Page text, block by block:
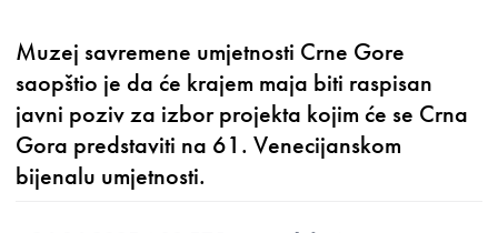
Muzej savremene umjetnosti Crne Gore
saopštio je da će krajem maja biti raspisan
javni poziv za izbor projekta kojim će se Crna
Gora predstaviti na 61. Venecijanskom
bijenalu umjetnosti.